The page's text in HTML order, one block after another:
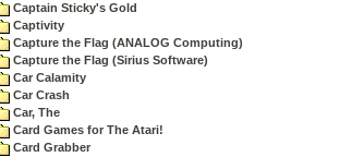
Captain Sticky's Gold
Captivity
Capture the Flag (ANALOG Computing)
Capture the Flag (Sirius Software)
Car Calamity
Car Crash
Car, The
Card Games for The Atari!
Card Grabber